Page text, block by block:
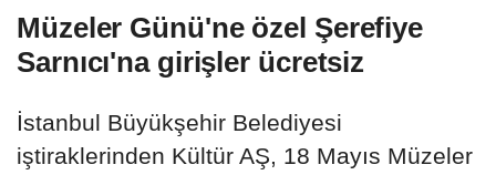
Müzeler Günü'ne özel Şerefiye
Sarnıcı'na girişler ücretsiz
İstanbul Büyükşehir Belediyesi
iştiraklerinden Kültür AŞ, 18 Mayıs Müzeler